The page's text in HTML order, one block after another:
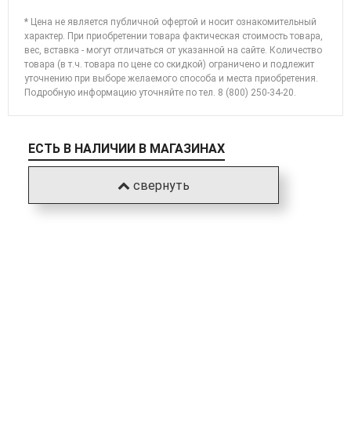
* Цена не является публичной офертой и носит ознакомительный
характер. При приобретении товара фактическая стоимость товара,
вес, вставка - могут отличаться от указанной на сайте. Количество
товара (в т.ч. товара по цене со скидкой) ограничено и подлежит
уточнению при выборе желаемого способа и места приобретения.
Подробную информацию уточняйте потел. 8 (800) 250-34-20
ЕСТЬ В НАЛИЧИИ В МАГАЗИНАХ
свернуть